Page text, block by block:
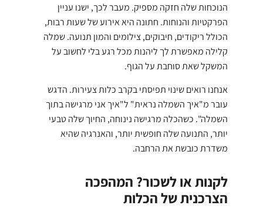
הנוכחות שלה חזקה מספיק. מעבר לכך, ישנו עניין
הפרקטיות והנוחות. חתונה היא אירוע של שעות רבות,
הכולל ריקודים, חיבוקים, צילומים והמון תנועה. שמלה
קלילה מאפשרת לך ליהנות מכל רגע בלי לחשוב על
המשקל שאת סוחבת על הגוף.
אנחנו רואים שינוי תפיסתי בקרב כלות צעירות. הדגש
עובר מ"איך השמלה נראית" ל"איך אני מרגישה בתוך
השמלה". כשהכלה מרגישה נינוחה, החיוך שלה טבעי
יותר, התנועה שלה חופשית יותר, והאנרגיה שהיא
משדרת כובשת את הרחבה.
לקנות או לשכור? המהפכה
הצרכנית של הכלות